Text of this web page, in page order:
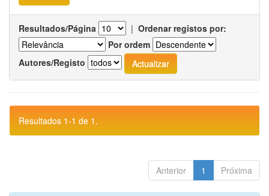
Resultados/Página | Ordenar registos por:
Por ordem
Autores/Registo
Resultados 1-1 de 1.
Anterior 1 Próxima